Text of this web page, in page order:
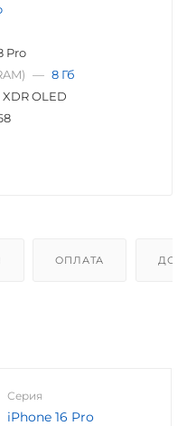
Pro
— 8 Гб
OLED
ОПЛАТА
Серия
iPhone 16 Pro